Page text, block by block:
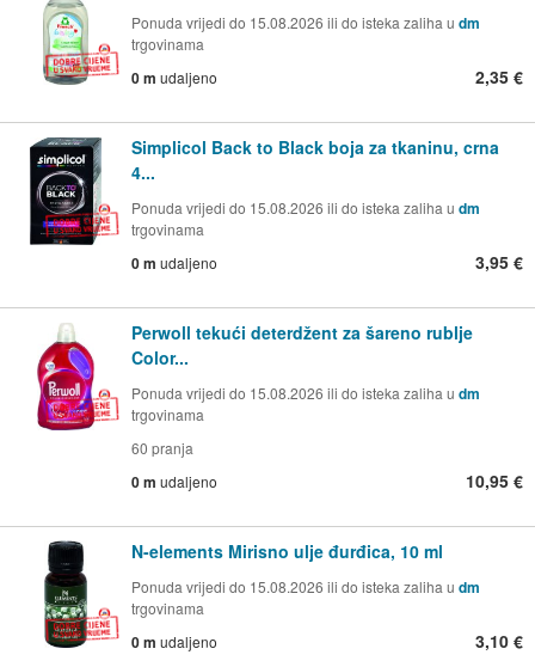
Ponuda vrijedi do 15.08.2026 ili do isteka zaliha u dm
trgovinama
0 m udaljeno 2,35 €
Simplicol Back to Black boja za tkaninu, crna
4...
Ponuda vrijedi do 15.08.2026 ili do isteka zaliha u dm
trgovinama
0 m udaljeno 3,95 €
Perwoll tekući deterdžent za šareno rublje
Color...
Ponuda vrijedi do 15.08.2026 ili do isteka zaliha u dm
trgovinama
60 pranja
0 m udaljeno 10,95 €
N-elements Mirisno ulje đurđica, 10 ml
Ponuda vrijedi do 15.08.2026 ili do isteka zaliha u dm
trgovinama
0 m udaljeno 3,10 €